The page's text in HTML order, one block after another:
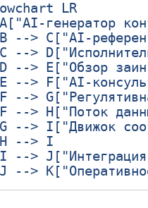
LR
-->
-->
--> E["Обзор
-->
-->
--> H["Поток
--> I["Движок
--> I
--> J["Интеграция